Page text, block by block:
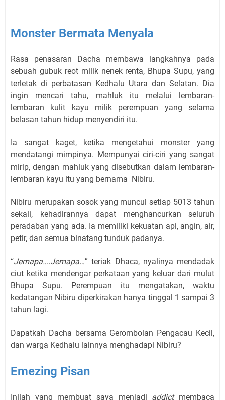
Monster Bermata Menyala
Rasa penasaran Dacha membawa langkahnya pada
sebuah gubuk reot milik nenek renta, Bhupa Supu, yang
terletak di perbatasan Kedhalu Utara dan Selatan. Dia
ingin mencari tahu, mahluk itu melalui lembaran-
lembaran kulit kayu milik perempuan yang selama
belasan tahun hidup menyendiri itu.
Ia sangat kaget, ketika mengetahui monster yang
mendatangi mimpinya. Mempunyai ciri-ciri yang sangat
mirip, dengan mahluk yang disebutkan dalam lembaran-
lembaran kayu itu yang bernama Nibiru.
Nibiru merupakan sosok yang muncul setiap 5013 tahun
sekali, kehadirannya dapat menghancurkan seluruh
peradaban yang ada. Ia memiliki kekuatan api, angin, air,
petir, dan semua binatang tunduk padanya.
“Jemapa….Jemapa…” teriak Dhaca, nyalinya mendadak
ciut ketika mendengar perkataan yang keluar dari mulut
Bhupa Supu. Perempuan itu mengatakan, waktu
kedatangan Nibiru diperkirakan hanya tinggal 1 sampai 3
tahun lagi.
Dapatkah Dacha bersama Gerombolan Pengacau Kecil,
dan warga Kedhalu lainnya menghadapi Nibiru?
Emezing Pisan
Inilah yang membuat saya menjadi addictmembaca